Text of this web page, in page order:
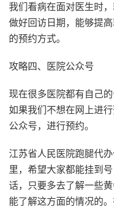
我们看病在面对医生时
做好回访日期，能够提
的预约方式。
攻略四、医院公众号
现在很多医院都有自己
如果我们不想在网上进
公众号，进行预约。
江苏省人民医院跑腿代办
里，希望大家都能挂到
话，只要多去了解一些
能了解这方面的情况的